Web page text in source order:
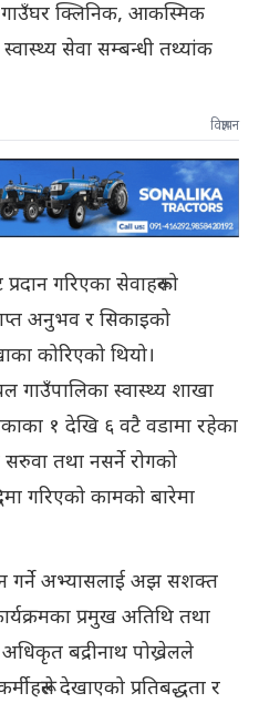
गाउँघर क्लिनिक, आकस्मिक
सेवा सम्बन्धी तथ्यांक
विज्ञापन
प्रदान गरिएका सेवाहरूको
अनुभव र सिकाइको
कोरिएको थियो।
गाउँपालिका स्वास्थ्य शाखा
१ देखि ६ वटै वडामा रहेका
तथा नसर्ने रोगको
गरिएको कामको बारेमा
गर्ने अभ्यासलाई अझ सशक्त
प्रमुख अतिथि तथा
बद्रीनाथ पोख्रेलले
देखाएको प्रतिबद्धता र